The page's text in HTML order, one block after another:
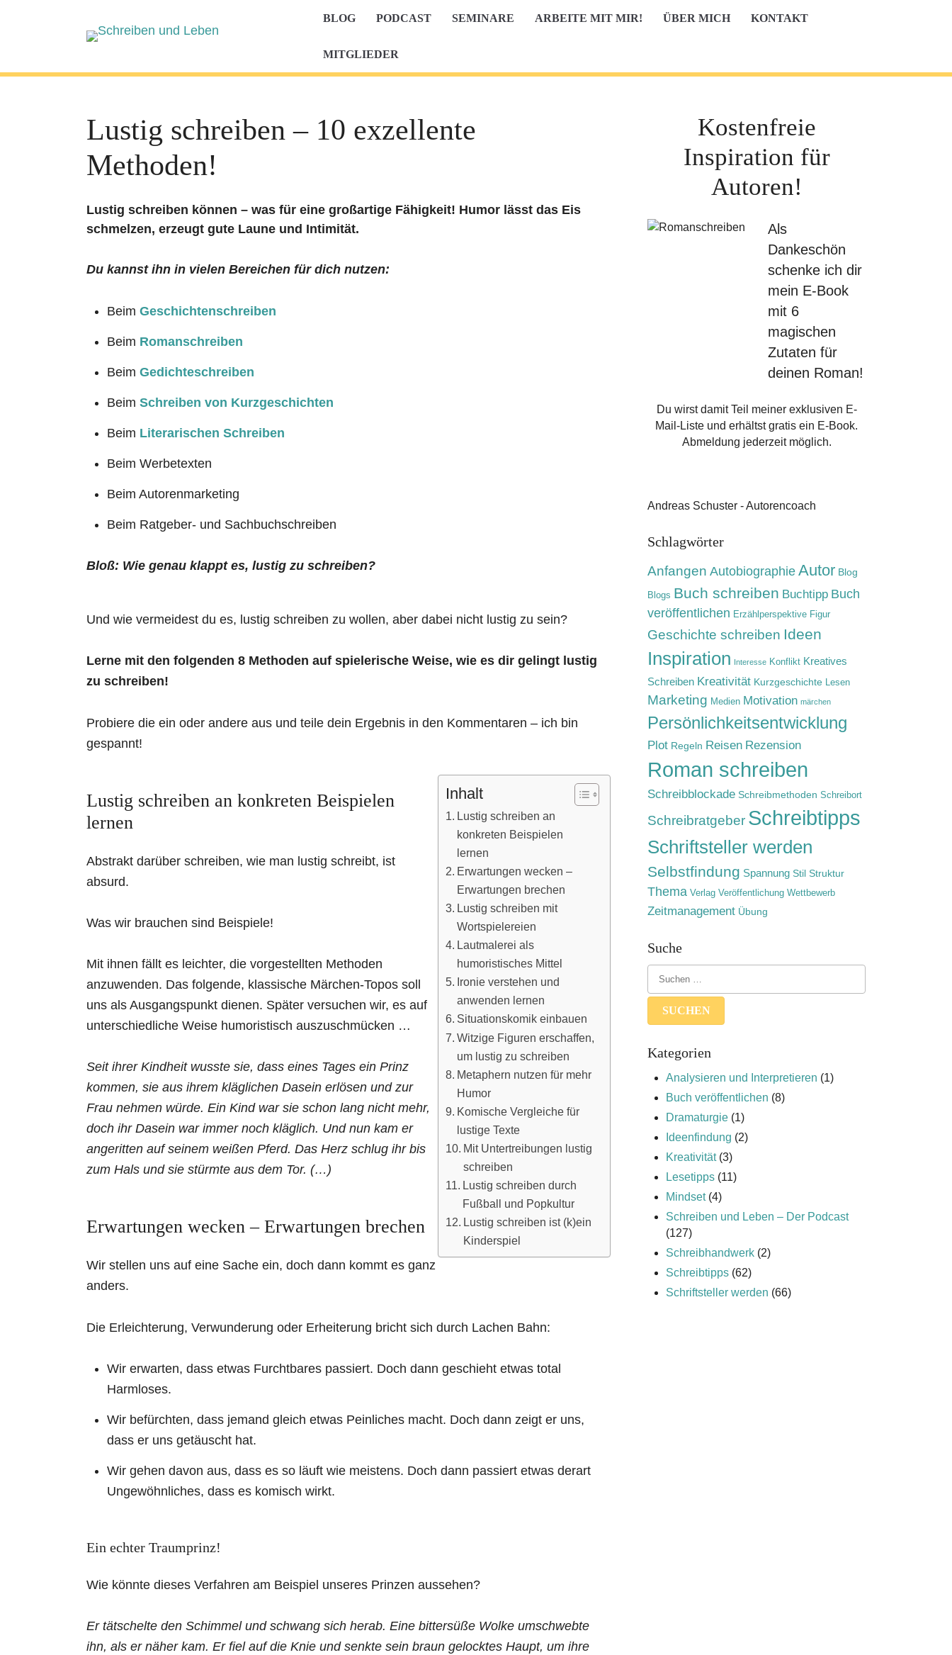
BLOG PODCAST SEMINARE ARBEITE MIT MIR! ÜBER MICH KONTAKT
MITGLIEDER
Lustig schreiben – 10 exzellente
Methoden!
Lustig schreiben können – was für eine großartige Fähigkeit! Humor lässt das Eis
schmelzen, erzeugt gute Laune und Intimität.
Du kannst ihn in vielen Bereichen für dich nutzen:
BeimGeschichtenschreiben
Beim Romanschreiben
BeimGedichteschreiben
BeimSchreiben von Kurzgeschichten
Beim Literarischen Schreiben
Beim Werbetexten
Beim Autorenmarketing
Beim Ratgeber- und Sachbuchschreiben
Bloß: Wie genau klappt es, lustig zu schreiben?
Und wie vermeidest du es, lustig schreiben zu wollen, aber dabei nicht lustig zu sein?
Lerne mit den folgenden 8 Methoden auf spielerische Weise, wie es dir gelingt lustig
zu schreiben!
Probiere die ein oder andere aus und teile dein Ergebnis in den Kommentaren – ich bin
gespannt!
Inhalt
Lustig schreiben an
konkreten Beispielen
lernen
Erwartungen wecken –
Erwartungen brechen
Lustig schreiben mit
Wortspielereien
Lautmalerei als
humoristisches Mittel
Ironie verstehen und
anwenden lernen
Situationskomik einbauen
Witzige Figuren erschaffen,
um lustig zu schreiben
Metaphern nutzen für mehr
Humor
Komische Vergleiche für
lustige Texte
Mit Untertreibungen lustig
schreiben
Lustig schreiben durch
Fußball und Popkultur
Lustig schreiben ist (k)ein
Kinderspiel
Lustig schreiben an konkreten Beispielen
lernen
Abstrakt darüber schreiben, wie man lustig schreibt, ist
absurd.
Was wir brauchen sind Beispiele!
Mit ihnen fällt es leichter, die vorgestellten Methoden
anzuwenden. Das folgende, klassische Märchen-Topos soll
uns als Ausgangspunkt dienen. Später versuchen wir, es auf
unterschiedliche Weise humoristisch auszuschmücken …
Seit ihrer Kindheit wusste sie, dass eines Tages ein Prinz
kommen, sie aus ihrem kläglichen Dasein erlösen und zur
Frau nehmen würde. Ein Kind war sie schon lang nicht mehr,
doch ihr Dasein war immer noch kläglich. Und nun kam er
angeritten auf seinem weißen Pferd. Das Herz schlug ihr bis
zum Hals und sie stürmte aus dem Tor. (…)
Erwartungen wecken – Erwartungen brechen
Wir stellen uns auf eine Sache ein, doch dann kommt es ganz
anders.
Die Erleichterung, Verwunderung oder Erheiterung bricht sich durch Lachen Bahn:
Wir erwarten, dass etwas Furchtbares passiert. Doch dann geschieht etwas total
Harmloses.
Wir befürchten, dass jemand gleich etwas Peinliches macht. Doch dann zeigt er uns,
dass er uns getäuscht hat.
Wir gehen davon aus, dass es so läuft wie meistens. Doch dann passiert etwas derart
Ungewöhnliches, dass es komisch wirkt.
Ein echter Traumprinz!
Wie könnte dieses Verfahren am Beispiel unseres Prinzen aussehen?
Er tätschelte den Schimmel und schwang sich herab. Eine bittersüße Wolke umschwebte
ihn, als er näher kam. Er fiel auf die Knie und senkte sein braun gelocktes Haupt, um ihre
Kostenfreie
Inspiration für
Autoren!
Als
Dankeschön
schenke ich dir
mein E-Book
mit 6
magischen
Zutaten für
deinen Roman!
Du wirst damit Teil meiner exklusiven E-
Mail-Liste und erhältst gratis ein E-Book.
Abmeldung jederzeit möglich.
Andreas Schuster - Autorencoach
Schlagwörter
Anfangen Autobiographie Autor Blog
Blogs Buch schreiben Buchtipp Buch
veröffentlichen Erzählperspektive Figur
Geschichte schreiben Ideen
Inspiration Interesse Konflikt Kreatives
Schreiben Kreativität Kurzgeschichte Lesen
Marketing Medien Motivation märchen
Persönlichkeitsentwicklung
Plot Regeln Reisen Rezension
Roman schreiben
Schreibblockade Schreibmethoden Schreibort
Schreibratgeber Schreibtipps
Schriftsteller werden
Selbstfindung Spannung Stil Struktur
Thema Verlag Veröffentlichung Wettbewerb
Zeitmanagement Übung
Suche
Kategorien
Analysieren und Interpretieren (1)
Buch veröffentlichen (8)
Dramaturgie(1)
Ideenfindung (2)
Kreativität(3)
Lesetipps(11)
Mindset(4)
Schreiben und Leben – Der Podcast
(127)
Schreibhandwerk(2)
Schreibtipps(62)
Schriftsteller werden (66)